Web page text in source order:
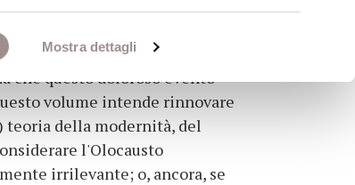
Mostra dettagli
che questo doloroso evento
volume intende rinnovare
della modernità, del
l'Olocausto
irrilevante; o, ancora, se